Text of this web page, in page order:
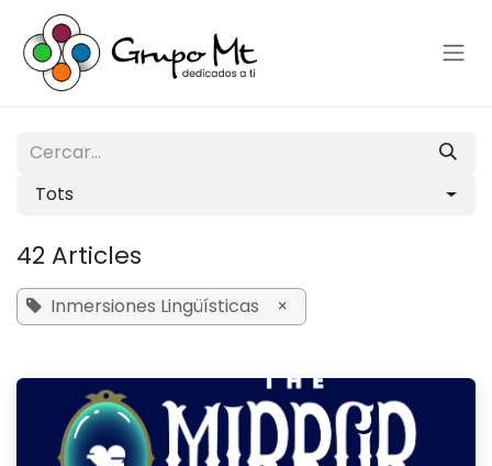
Skip to Content
Tots
42 Articles
Inmersiones Lingüísticas ×